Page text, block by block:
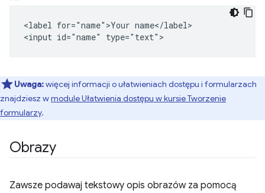
<label for="name">Your name</label>
<input id="name" type="text">
Uwaga:więcej informacji o ułatwieniach dostępu i formularzach
znajdziesz wmodule Ułatwienia dostępu w kursie Tworzenie
formularzy.
Obrazy
Zawsze podawaj tekstowy opis obrazów za pomocą